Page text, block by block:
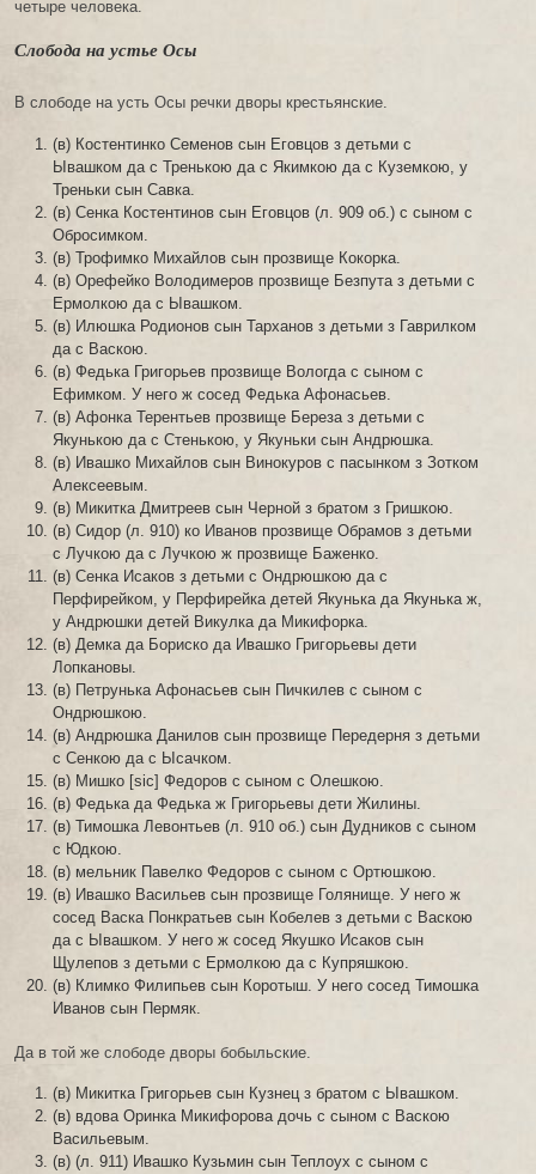
четыре человека.
Слобода на устье Осы
В слободе на усть Осы речки дворы крестьянские.
(в) Костентинко Семенов сын Еговцов з детьми с
Ывашком да с Тренькою да с Якимкою да с Куземкою, у
Треньки сын Савка.
(в) Сенка Костентинов сын Еговцов (л. 909 об.) с сыном с
Обросимком.
(в) Трофимко Михайлов сын прозвище Кокорка.
(в) Орефейко Володимеров прозвище Безпута з детьми с
Ермолкою да с Ывашком.
(в) Илюшка Родионов сын Тарханов з детьми з Гаврилком
да с Васкою.
(в) Федька Григорьев прозвище Вологда с сыном с
Ефимком. У него ж сосед Федька Афонасьев.
(в) Афонка Терентьев прозвище Береза з детьми с
Якунькою да с Стенькою, у Якуньки сын Андрюшка.
(в) Ивашко Михайлов сын Винокуров с пасынком з Зотком
Алексеевым.
(в) Микитка Дмитреев сын Черной з братом з Гришкою.
(в) Сидор (л. 910) ко Иванов прозвище Обрамов з детьми
с Лучкою да с Лучкою ж прозвище Баженко.
(в) Сенка Исаков з детьми с Ондрюшкою да с
Перфирейком, у Перфирейка детей Якунька да Якунька ж,
у Андрюшки детей Викулка да Микифорка.
(в) Демка да Бориско да Ивашко Григорьевы дети
Лопкановы.
(в) Петрунька Афонасьев сын Пичкилев с сыном с
Ондрюшкою.
(в) Андрюшка Данилов сын прозвище Передерня з детьми
с Сенкою да с Ысачком.
(в) Мишко [sic] Федоров с сыном с Олешкою.
(в) Федька да Федька ж Григорьевы дети Жилины.
(в) Тимошка Левонтьев (л. 910 об.) сын Дудников с сыном
с Юдкою.
(в) мельник Павелко Федоров с сыном с Ортюшкою.
(в) Ивашко Васильев сын прозвище Голянище. У него ж
сосед Васка Понкратьев сын Кобелев з детьми с Васкою
да с Ывашком. У него ж сосед Якушко Исаков сын
Щулепов з детьми с Ермолкою да с Купряшкою.
(в) Климко Филипьев сын Коротыш. У него сосед Тимошка
Иванов сын Пермяк.
Да в той же слободе дворы бобыльские.
(в) Микитка Григорьев сын Кузнец з братом с Ывашком.
(в) вдова Оринка Микифорова дочь с сыном с Васкою
Васильевым.
(в) (л. 911) Ивашко Кузьмин сын Теплоух с сыном с